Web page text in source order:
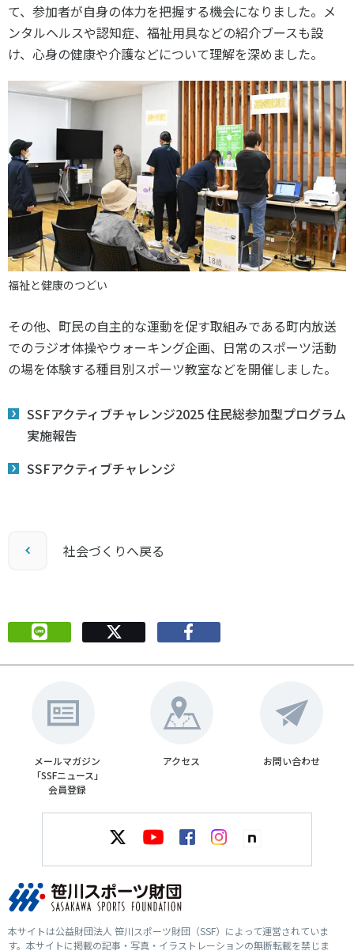
て、参加者が自身の体力を把握する機会になりました。メ
ンタルヘルスや認知症、福祉用具などの紹介ブースも設
け、心身の健康や介護などについて理解を深めました。
福祉と健康のつどい
その他、町民の自主的な運動を促す取組みである町内放送
でのラジオ体操やウォーキング企画、日常のスポーツ活動
の場を体験する種目別スポーツ教室などを開催しました。
SSFアクティブチャレンジ2025 住民総参加型プログラム
実施報告
SSFアクティブチャレンジ
社会づくりへ戻る
メールマガジン
「SSFニュース」
会員登録
アクセス お問い合わせ
本サイトは公益財団法人 笹川スポーツ財団（SSF）によって運営されていま
す。本サイトに掲載の記事・写真・イラストレーションの無断転載を禁じま